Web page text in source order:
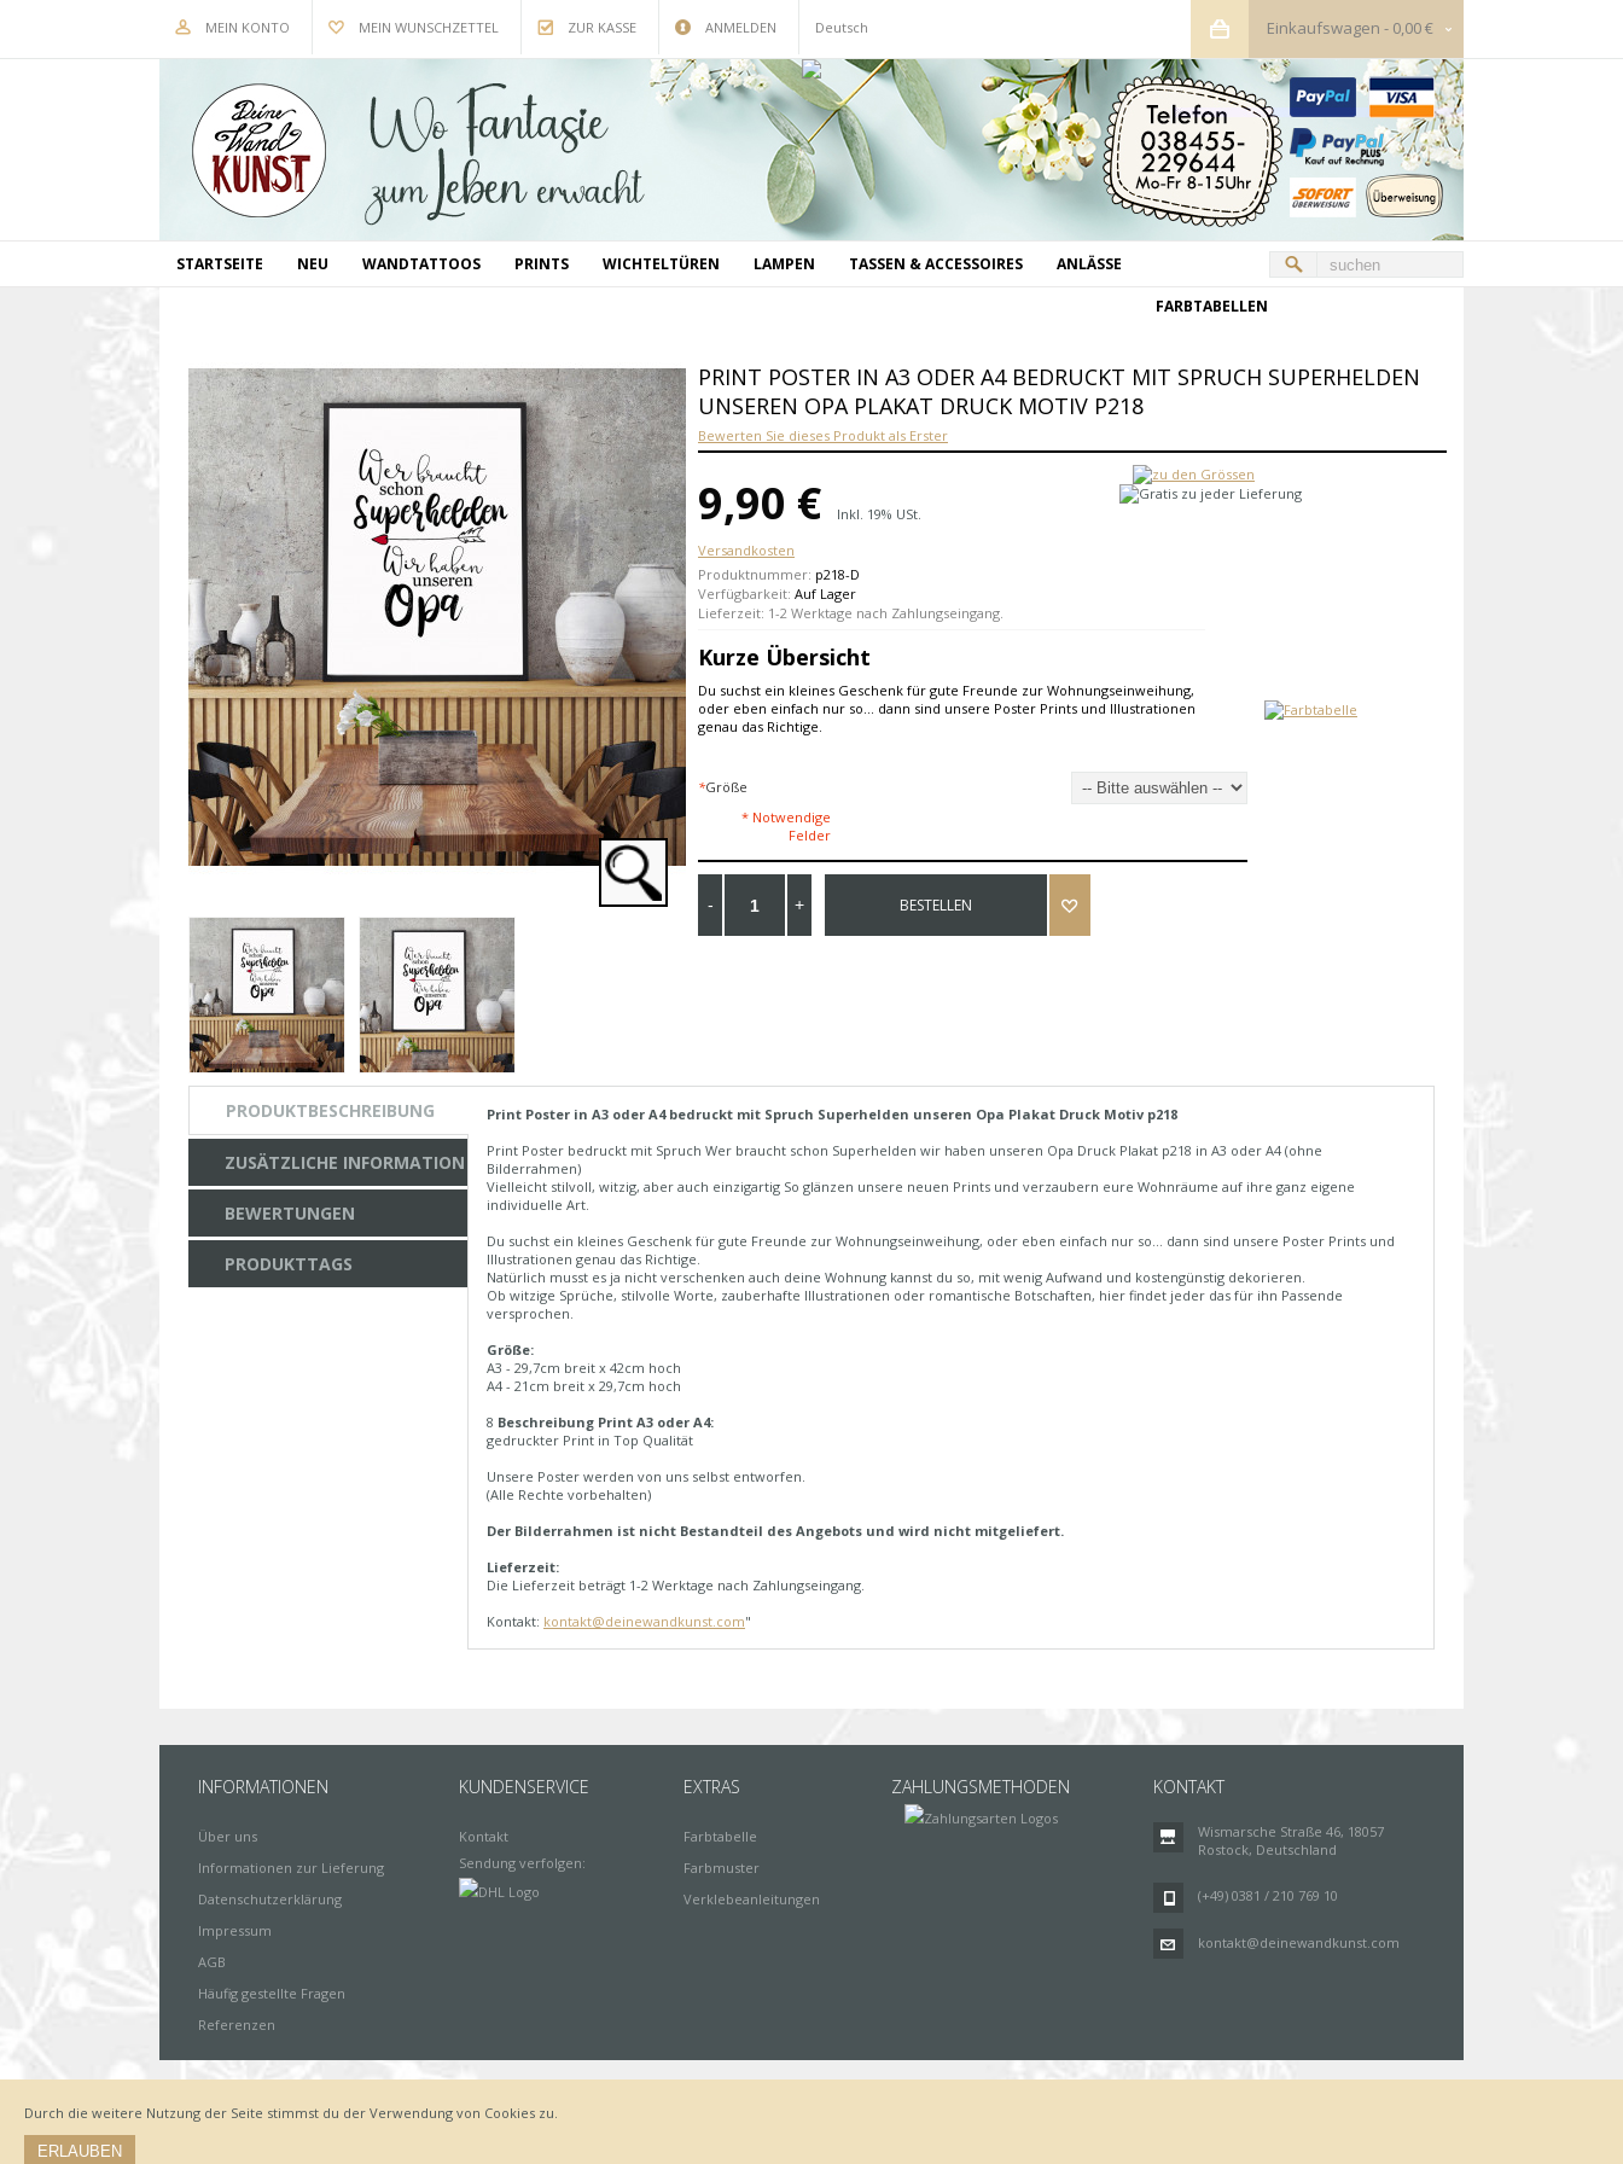
MEIN KONTO MEIN WUNSCHZETTEL ZUR KASSE ANMELDEN Deutsch Einkaufswagen - 0,00 €
STARTSEITE NEU WANDTATTOOS PRINTS WICHTELTÜREN LAMPEN TASSEN & ACCESSOIRES ANLÄSSE
FARBTABELLEN
PRINT POSTER IN A3 ODER A4 BEDRUCKT MIT SPRUCH SUPERHELDEN
UNSEREN OPA PLAKAT DRUCK MOTIV P218
Bewerten Sie dieses Produkt als Erster
9,90 €
Inkl. 19% USt.
Versandkosten
Produktnummer: p218-D
Verfügbarkeit: Auf Lager
Lieferzeit: 1-2 Werktage nach Zahlungseingang.
Kurze Übersicht
Du suchst ein kleines Geschenk für gute Freunde zur Wohnungseinweihung,
oder eben einfach nur so... dann sind unsere Poster Prints und Illustrationen
genau das Richtige.
*Größe
* Notwendige
Felder
BESTELLEN
PRODUKTBESCHREIBUNG
ZUSÄTZLICHE INFORMATION
BEWERTUNGEN
PRODUKTTAGS
Print Poster in A3 oder A4 bedruckt mit Spruch Superhelden unseren Opa Plakat Druck Motiv p218
Print Poster bedruckt mit Spruch Wer braucht schon Superhelden wir haben unseren Opa Druck Plakat p218 in A3 oder A4 (ohne
Bilderrahmen)
Vielleicht stilvoll, witzig, aber auch einzigartig So glänzen unsere neuen Prints und verzaubern eure Wohnräume auf ihre ganz eigene
individuelle Art.
Du suchst ein kleines Geschenk für gute Freunde zur Wohnungseinweihung, oder eben einfach nur so... dann sind unsere Poster Prints und
Illustrationen genau das Richtige.
Natürlich musst es ja nicht verschenken auch deine Wohnung kannst du so, mit wenig Aufwand und kostengünstig dekorieren.
Ob witzige Sprüche, stilvolle Worte, zauberhafte Illustrationen oder romantische Botschaften, hier findet jeder das für ihn Passende
versprochen.
Größe:
A3 - 29,7cm breit x 42cm hoch
A4 - 21cm breit x 29,7cm hoch
8 Beschreibung Print A3 oder A4:
gedruckter Print in Top Qualität
Unsere Poster werden von uns selbst entworfen.
(Alle Rechte vorbehalten)
Der Bilderrahmen ist nicht Bestandteil des Angebots und wird nicht mitgeliefert.
Lieferzeit:
Die Lieferzeit beträgt 1-2 Werktage nach Zahlungseingang.
Kontakt: kontakt@deinewandkunst.com"
INFORMATIONEN
Über uns
Informationen zur Lieferung
Datenschutzerklärung
Impressum
AGB
Häufig gestellte Fragen
Referenzen
KUNDENSERVICE
Kontakt
Sendung verfolgen:
EXTRAS
Farbtabelle
Farbmuster
Verklebeanleitungen
ZAHLUNGSMETHODEN KONTAKT
Wismarsche Straße 46, 18057
Rostock, Deutschland
(+49) 0381 / 210 769 10
kontakt@deinewandkunst.com
Durch die weitere Nutzung der Seite stimmst du der Verwendung von Cookies zu.
ERLAUBEN